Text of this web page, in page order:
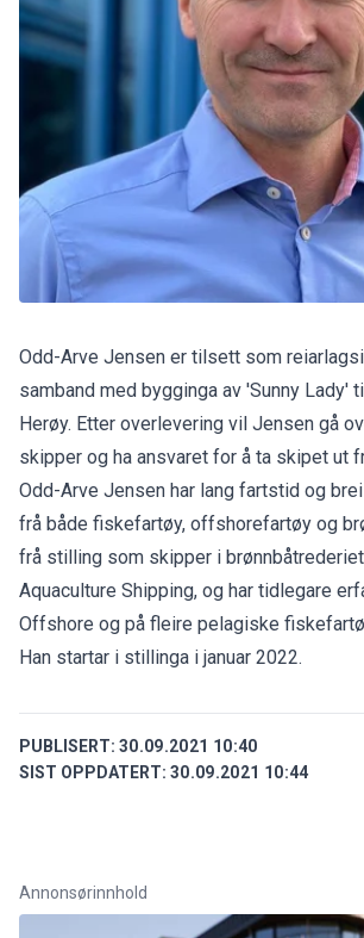
Odd-Arve Jensen er tilsett som
samband med bygginga av 'Sunny Lady'
Herøy. Etter overlevering vil Jensen gå
skipper og ha ansvaret for å ta skipet ut
Odd-Arve Jensen har lang fartstid og
frå både fiskefartøy, offshorefartøy og
frå stilling som skipper i brønnbåtrederiet
Aquaculture Shipping, og har tidlegare
Offshore og på fleire pelagiske
Han startar i stillinga i januar 2022.
PUBLISERT: 30.09.2021 10:40
SIST OPPDATERT: 30.09.2021 10:44
Annonsørinnhold